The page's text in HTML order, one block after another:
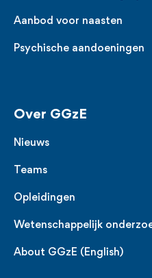
Aanbod voor naasten
Psychische aandoeningen
Over GGzE
Nieuws
Teams
Opleidingen
Wetenschappelijk
About GGzE (English)